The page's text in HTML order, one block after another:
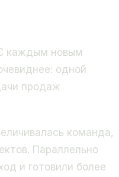
каждым новым
одной
продаж
команда,
Параллельно
и готовили более